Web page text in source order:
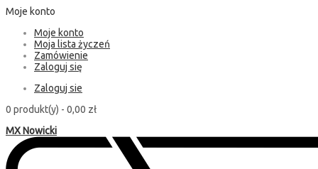
Moje konto
Moje konto
Moja lista życzeń
Zamówienie
Zaloguj się
Zaloguj sie
0 produkt(y) - 0,00 zł
MX Nowicki